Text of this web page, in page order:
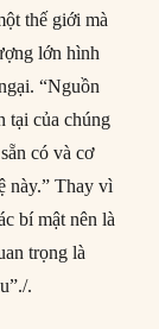
thế giới mà
lớn hình
“Nguồn
tại của chúng
có và cơ
này.” Thay vì
bí mật nên là
trọng là
.